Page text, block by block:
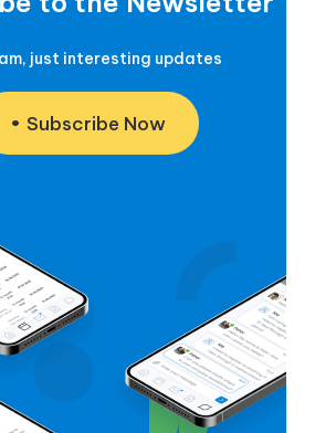
just interesting updates
Subscribe Now